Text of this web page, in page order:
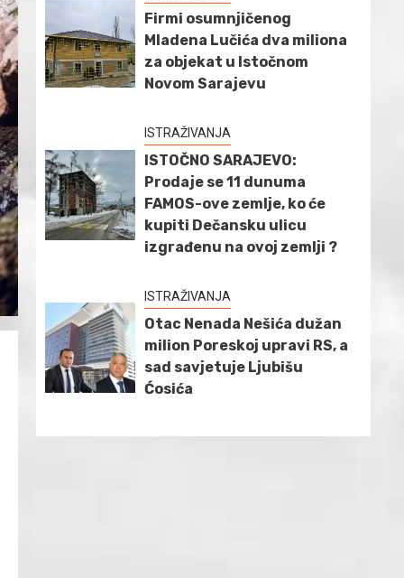
Firmi osumnjičenog
Mladena Lučića dva miliona
za objekat u Istočnom
Novom Sarajevu
ISTRAŽIVANJA
ISTOČNO SARAJEVO:
Prodaje se 11 dunuma
FAMOS-ove zemlje, ko će
kupiti Dečansku ulicu
izgrađenu na ovoj zemlji ?
ISTRAŽIVANJA
Otac Nenada Nešića dužan
milion Poreskoj upravi RS, a
sad savjetuje Ljubišu
Ćosića